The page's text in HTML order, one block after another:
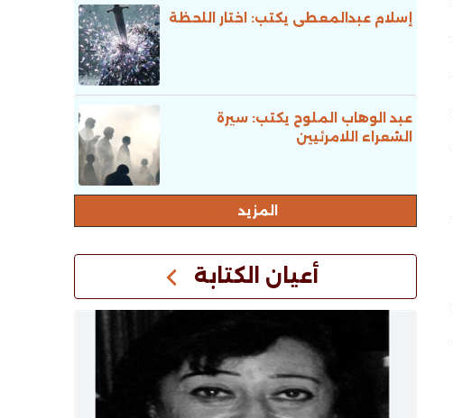
إسلام عبدالمعطى يكتب: اختار اللحظة
عبد الوهاب الملوح يكتب: سيرة
الشعراء اللامرئيين
المزيد
أعيان الكتابة